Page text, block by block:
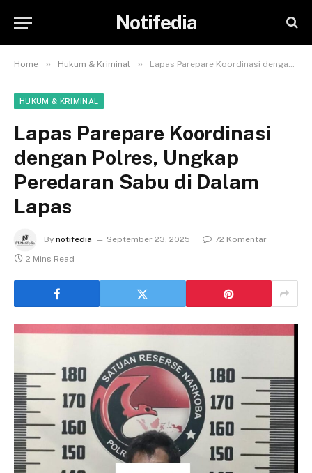
Notifedia
Home » Hukum & Kriminal » Lapas Parepare Koordinasi dengan Polres, Ungkap Peredaran Sabu di Dalam Lapas
HUKUM & KRIMINAL
Lapas Parepare Koordinasi
dengan Polres, Ungkap
Peredaran Sabu di Dalam
Lapas
By notifedia September 23, 2025
72 Komentar
2 Mins Read